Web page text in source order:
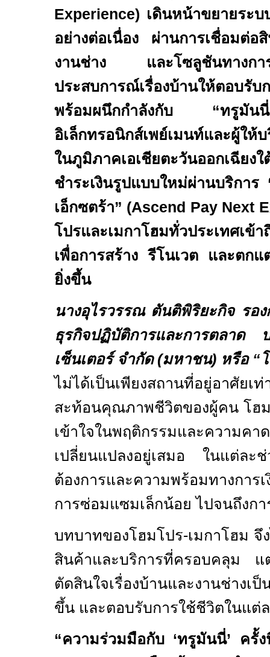
Experience) เดินหน้าขยายระบ
อย่างต่อเนื่อง ผ่านการเชื่อมต่อ
งานช่าง และโซลูชันทางก
ประสบการณ์เรื่องบ้านให้ตอบรับ
พร้อมผนึกกำลังกับ “ทรูมันนี่
อิเล็กทรอนิกส์เพย์เมนท์และผู้ให้
ในภูมิภาคเอเชียตะวันออกเฉีย
ชำระเงินรูปแบบใหม่ผ่านบริการ
เอ็กซตร้า” (Ascend Pay Next
โปรและเมกาโฮมทั่วประเทศเข้
เพื่อการสร้าง รีโนเวต และตกแ
ยิ่งขึ้น
นางอุไรวรรณ ตันติพิริยะกิจ รอ
ธุรกิจปฏิบัติการและการตลา
เซ็นเตอร์ จำกัด (มหาชน) หรือ “
ไม่ได้เป็นเพียงสถานที่อยู่อาศั
สะท้อนคุณภาพชีวิตของผู้คน โฮ
เข้าใจในพฤติกรรมและความคา
เปลี่ยนแปลงอยู่เสมอ ในแต่ละ
ต้องการและความพร้อมทางกา
การซ่อมแซมเล็กน้อย ไปจนถึงก
บทบาทของโฮมโปร-เมกาโฮม จึ
สินค้าและบริการที่ครอบคลุม แ
ตัดสินใจเรื่องบ้านและงานช่างเป็
ขึ้น และตอบรับการใช้ชีวิตในแต่ล
“ความร่วมมือกับ ‘ทรูมันนี่’ ครั้